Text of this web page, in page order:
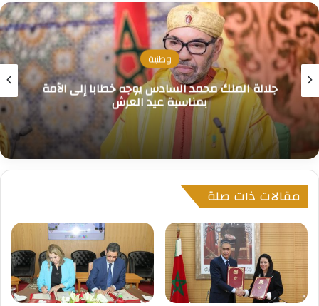
وطنية
جلالة الملك محمد السادس يوجه خطابا إلى الأمة
بمناسبة عيد العرش
مقالات ذات صلة